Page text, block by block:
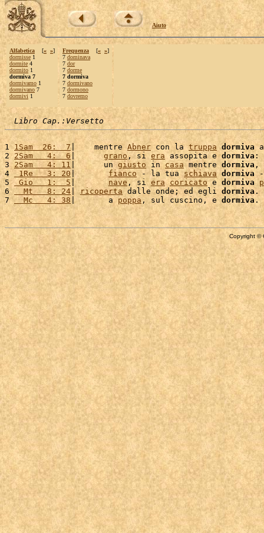
Aiuto
Alfabetica [« »]
dormisse 1
dormite 4
dormito 1
dormiva 7
dormivamo 1
dormivano 7
dormivi 1
Frequenza [« »]
7 dominava
7 dor
7 dorme
7 dormiva
7 dormivano
7 dormono
7 dovremo
Libro Cap.:Versetto
1 1Sam  26:  7|    mentre Abner con la truppa dormiva
2 2Sam   4:  6 | grano, si era assopita e dormiva :
3 2Sam   4: 11 |      un giusto in casa mentre dormiva ,
4
1Re   3: 20| fianco - la tua schiava dormiva -
5 Gio   1:  5 | nave , si era coricato e dormiva
6
  Mt   8: 24
| ricoperta dalle onde; ed egli dormiva.
7
  Mc   4: 38
|       a poppa , sul cuscino, e dormiva .
Copyright ©